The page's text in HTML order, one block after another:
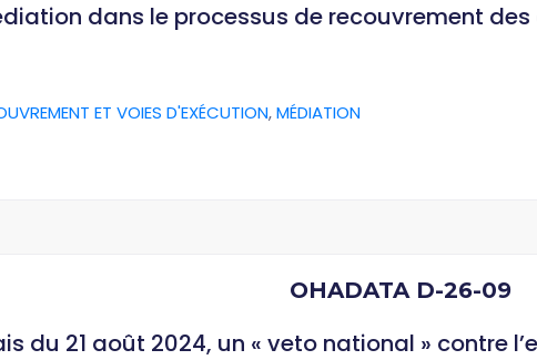
dans le processus de recouvrement
ET VOIES D'EXÉCUTION,MÉDIATION
OHADATA D-26-09
du 21 août 2024, un « veto national » contre